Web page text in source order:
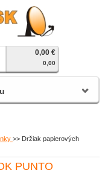
0,00 €
0,00
>> Držiak papierových
PUNTO